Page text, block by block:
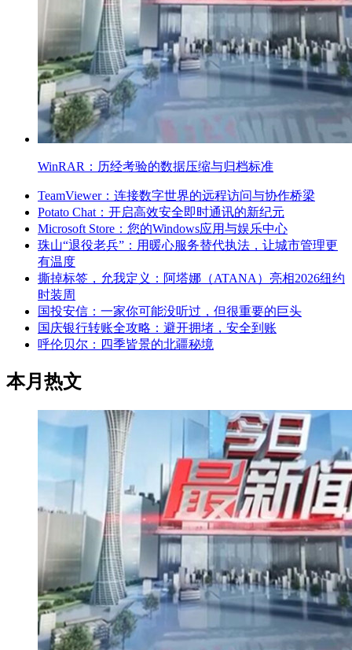
WinRAR：历经考验的数据压缩与归档标准
TeamViewer：连接数字世界的远程访问与协作桥梁
Potato Chat：开启高效安全即时通讯的新纪元
Microsoft Store：您的Windows应用与娱乐中心
珠山“退役老兵”：用暖心服务替代执法，让城市管理更
有温度
撕掉标签，允我定义：阿塔娜（ATANA）亮相2026纽约
时装周
国投安信：一家你可能没听过，但很重要的巨头
国庆银行转账全攻略：避开拥堵，安全到账
呼伦贝尔：四季皆景的北疆秘境
本月热文